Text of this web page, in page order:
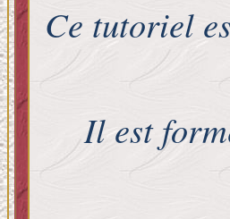
Ce tutoriel
Il est